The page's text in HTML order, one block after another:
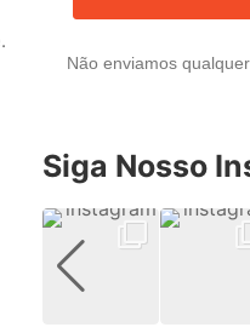
Não enviamos
Siga Nosso